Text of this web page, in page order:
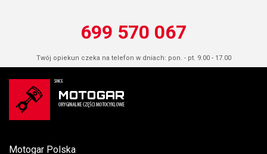
699 570 067
Twój opiekun czeka na telefon w dniach: pon. - pt. 9.00 - 17.00
Motogar Polska